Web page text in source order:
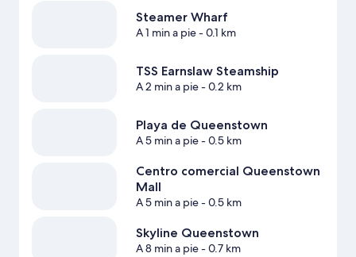
Steamer Wharf
A 1 min a pie- 0.1 km
TSS Earnslaw Steamship
A 2 min a pie- 0.2 km
Playa de Queenstown
A 5 min a pie- 0.5 km
Centro comercial Queenstown
Mall
A 5 min a pie- 0.5 km
Skyline Queenstown
A 8 min a pie- 0.7 km